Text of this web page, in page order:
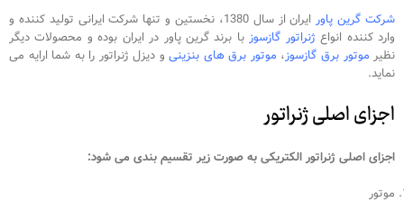
شرکت گرین پاور
ایران از سال 1380، نخستین و تنها شرکت ایرانی تولید کننده و
وارد کننده انواع ژنراتور گازسوزبا برند گرین پاور در ایران بوده و محصولات دیگر
نظیر موتور برق گازسوز، موتور برق های بنزینیو دیزل ژنراتور را به شما ارایه می
نماید.
اجزای اصلی ژنراتور
اجزای اصلی ژنراتور الکتریکی به صورت زیر تقسیم بندی می شود:
موتور